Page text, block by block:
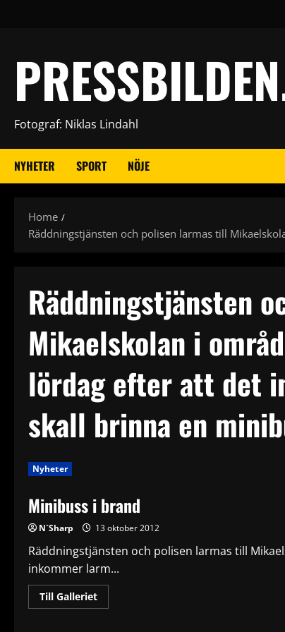
Fotograf: Niklas Lindahl
NYHETER SPORT NÖJE
Home
Räddningstjänsten och polisen larmas till
Räddningstjänsten
Mikaelskolan i
lördag efter att det
skall brinna en
Nyheter
Minibuss i brand
N´Sharp 13 oktober 2012
Räddningstjänsten och polisen larmas till
inkommer larm...
Till GallerietRead
more